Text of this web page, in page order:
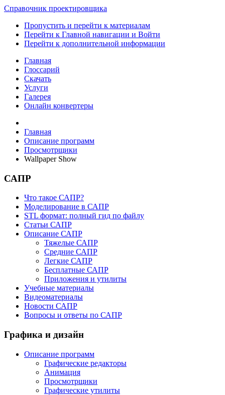
Справочник проектировщика
Пропустить и перейти к материалам
Перейти к Главной навигации и Войти
Перейти к дополнительной информации
Главная
Глоссарий
Скачать
Услуги
Галерея
Онлайн конвертеры
Главная
Описание программ
Просмотрщики
Wallpaper Show
САПР
Что такое САПР?
Моделирование в САПР
STL формат: полный гид по файлу
Статьи САПР
Описание САПР
Тяжелые САПР
Средние САПР
Легкие САПР
Бесплатные САПР
Приложения и утилиты
Учебные материалы
Видеоматериалы
Новости САПР
Вопросы и ответы по САПР
Графика и дизайн
Описание программ
Графические редакторы
Анимация
Просмотрщики
Графические утилиты